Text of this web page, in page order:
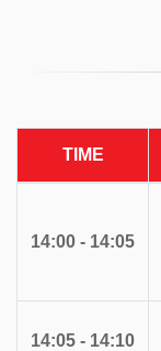
TIME
14:00 - 14:05
14:05 - 14:10